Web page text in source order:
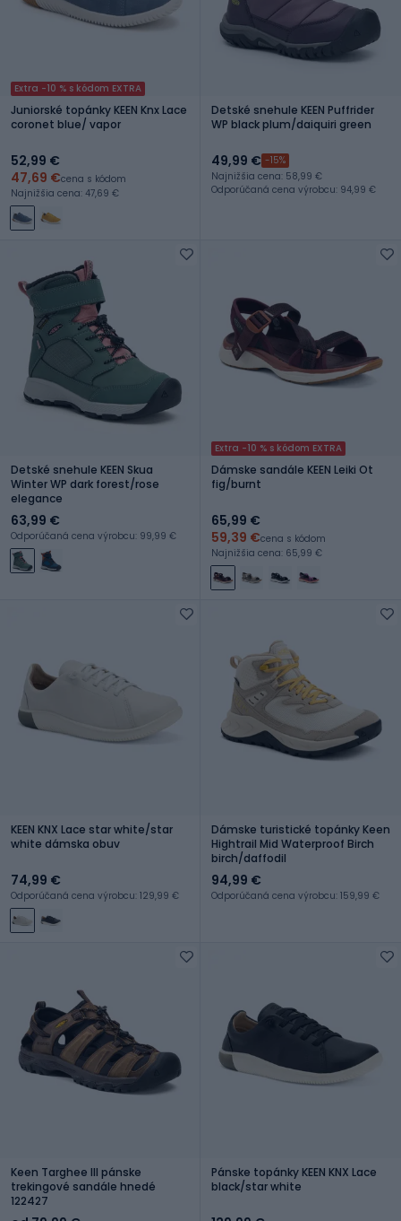
Extra -10 % s kódom EXTRA
Juniorské topánky KEEN Knx Lace
coronet blue/ vapor
52,99 €
47,69 €cena s kódom
Najnižšia cena: 47,69 €
Detské snehule KEEN Puffrider
WP black plum/daiquiri green
49,99 € -15%
Najnižšia cena: 58,99 €
Odporúčaná cena výrobcu: 94,99 €
Detské snehule KEEN Skua
Winter WP dark forest/rose
elegance
63,99 €
Odporúčaná cena výrobcu: 99,99 €
Extra -10 % s kódom EXTRA
Dámske sandále KEEN Leiki Ot
fig/burnt
65,99 €
59,39 €cena s kódom
Najnižšia cena: 65,99 €
KEEN KNX Lace star white/star
white dámska obuv
74,99 €
Odporúčaná cena výrobcu: 129,99 €
Dámske turistické topánky Keen
Hightrail Mid Waterproof Birch
birch/daffodil
94,99 €
Odporúčaná cena výrobcu: 159,99 €
Keen Targhee III pánske
trekingové sandále hnedé
122427
Pánske topánky KEEN KNX Lace
black/star white